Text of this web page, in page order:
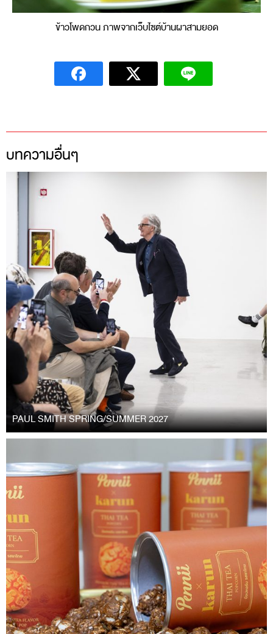
ข้าวโพดกวน ภาพจากเว็บไซต์บ้านผาสามยอด
บทความอื่นๆ
PAUL SMITH SPRING/SUMMER 2027